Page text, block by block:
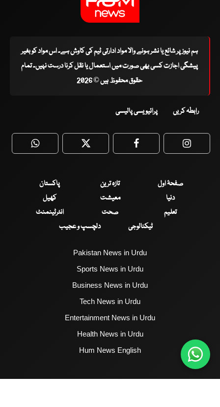
ہم نیوز پر شائع یا نشر ہونے والا مواد ادارتی ٹیم کی کاوش ہے۔ اس مواد کو بغیر
پیشگی اجازت کسی بھی صورت میں استعمال یا نقل کرنا درست نہیں۔ تمام
حقوق محفوظ ہیں © 2026
رابطہ کریں پرائیویسی پالیسی
WhatsApp Twitter Facebook
صفحۂ اول تازہ ترین
پاکستان
دنیا
معیشت
کھیل
تعلیم
صحت
انٹرٹینمنٹ
ٹیکنالوجی
دلچسپ و عجیب
Pakistan News in Urdu
Sports News in Urdu
Business News in Urdu
Tech News in Urdu
Entertainment News in Urdu
Health News in Urdu
Hum News English